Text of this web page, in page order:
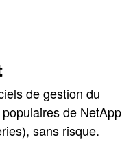
de gestion du
de NetApp
sans risque.